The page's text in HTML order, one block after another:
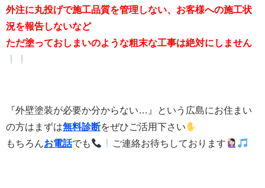
外注に丸投げで施工品質を管理しない、お客様への施工状
況を報告しないなど
ただ塗っておしまいのような粗末な工事は絶対にしません
『外壁塗装が必要か分からない…』という広島にお住まい
の方はまずは無料診断をぜひご活用下さい
もちろんお電話でも ご連絡お待ちしております